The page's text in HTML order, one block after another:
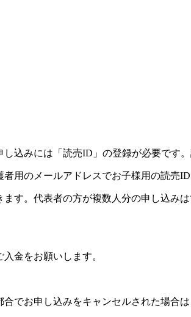
込みには「読売ID」の登録が必要です
用のメールアドレスでお子様用の読売ID
す。代表者の方が複数人分の申し込み
金をお願いします。
でお申し込みをキャンセルされた場合は